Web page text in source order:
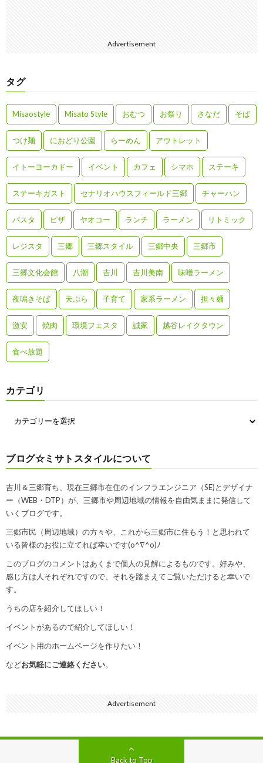
Advertisement
タグ
Misaostyle Misato Style おむつ お祭り さなだ そば
つけ麺 におどり公園 らーめん アウトレット
イトーヨーカドー イベント カフェ シマホ ステーキ
ステーキガスト セナリオハウスフィールド三郷 チャーハン
パスタ ピザ ヤオコー ランチ ラーメン リトミック
レジスタ 三郷 三郷スタイル 三郷中央 三郷市
三郷文化会館 八潮 吉川 吉川美南 味噌ラーメン
夜鳴きそば 天ぷら 子育て 家系ラーメン 担々麺
激安 焼肉 環境フェスタ 誠家 越谷レイクタウン
食べ放題
カテゴリ
ブログ☆ミサトスタイルについて
吉川＆三郷育ち、現在三郷市在住のインフラエンジニア（SE)とデザイナ
ー（WEB・DTP）が、三郷市や周辺地域の情報を自由気ままに発信して
いくブログです。
三郷市民（周辺地域）の方々や、これから三郷市に住もう！と思われて
いる皆様のお役に立てれば幸いです(o^∇^o)ﾉ
このブログのコメントはあくまで個人の見解によるものです。好みや、
感じ方は人それぞれですので、それを踏まえてご覧いただけると幸いで
す。
うちの店を紹介してほしい！
イベントがあるので紹介してほしい！
イベント用のホームページを作りたい！
などお気軽にご連絡ください。
Advertisement
Back to Top